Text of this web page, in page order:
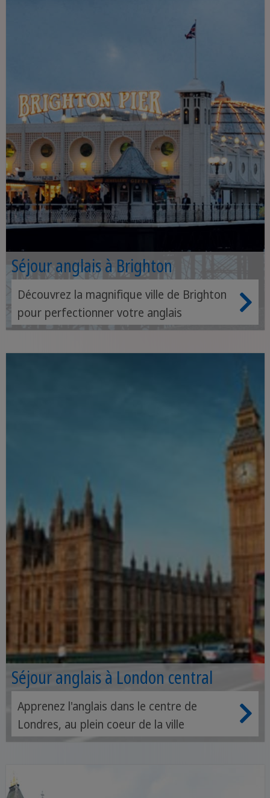
Séjour anglais à Brighton
Découvrez la magnifique ville de Brighton
pour perfectionner votre anglais
Séjour anglais à London central
Apprenez l'anglais dans le centre de
Londres, au plein coeur de la ville